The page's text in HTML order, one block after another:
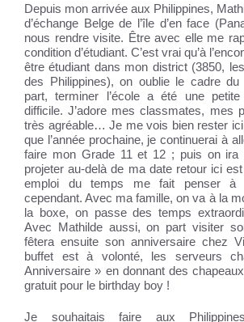
Depuis mon arrivée aux Philippines,
d’échange Belge de l’île d’en face
nous rendre visite. Être avec elle me
condition d’étudiant. C’est vrai qu’à
être étudiant dans mon district (3850,
des Philippines), on oublie le cadre
part, terminer l’école a été une
difficile. J’adore mes classmates, mes
très agréable… Je me vois bien rester
que l’année prochaine, je continuerai à
faire mon Grade 11 et 12 ; puis on ira
projeter au-delà de ma date retour ici
emploi du temps me fait penser à
cependant. Avec ma famille, on va à la
la boxe, on passe des temps
Avec Mathilde aussi, on part visiter
fêtera ensuite son anniversaire chez
buffet est à volonté, les serveurs
Anniversaire » en donnant des
gratuit pour le birthday boy !
Je souhaitais faire aux